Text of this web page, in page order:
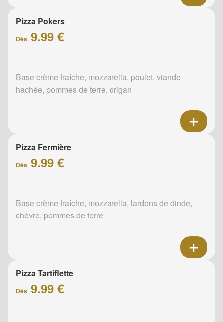
Pizza Pokers
Dès 9.99 €
Base crème fraîche, mozzarella, poulet, viande
hachée, pommes de terre, origan
Pizza Fermière
Dès 9.99 €
Base crème fraîche, mozzarella, lardons de dinde,
chèvre, pommes de terre
Pizza Tartiflette
Dès 9.99 €